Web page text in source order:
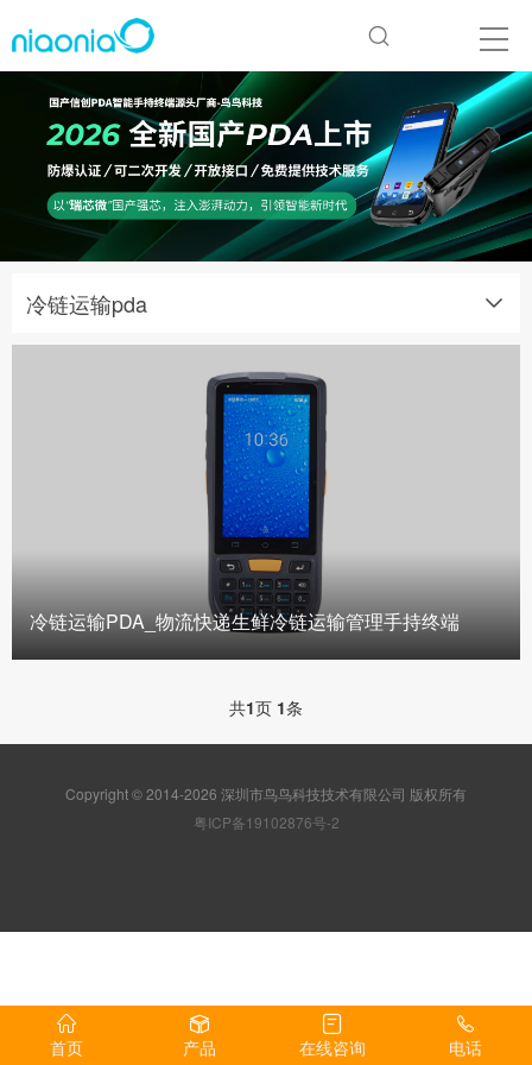
冷链运输pda
冷链运输PDA_物流快递生鲜冷链运输管理手持终端
共1页 1条
Copyright © 2014-2026 深圳市鸟鸟科技技术有限公司 版权所有
粤ICP备19102876号-2
首页 产品 在线咨询 电话